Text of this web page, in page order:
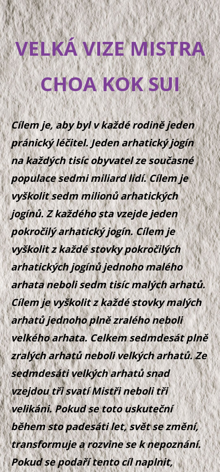
VELKÁ VIZE MISTRA
CHOA KOK SUI
Cílem je, aby byl v každé rodině jeden
pránický léčitel. Jeden arhatický jogín
na každých tisíc obyvatel ze současné
populace sedmi miliard lidí. Cílem je
vyškolit sedm milionů arhatických
jogínů. Z každého sta vzejde jeden
pokročilý arhatický jogín. Cílem je
vyškolit z každé stovky pokročilých
arhatických jogínů jednoho malého
arhata neboli sedm tisíc malých arhatů.
Cílem je vyškolit z každé stovky malých
arhatů jednoho plně zralého neboli
velkého arhata. Celkem sedmdesát plně
zralých arhatů neboli velkých arhatů. Ze
sedmdesáti velkých arhatů snad
vzejdou tři svatí Mistři neboli tři
velikáni. Pokud se toto uskuteční
během sto padesáti let, svět se změní,
transformuje a rozvine se k nepoznání.
Pokud se podaří tento cíl naplnit,